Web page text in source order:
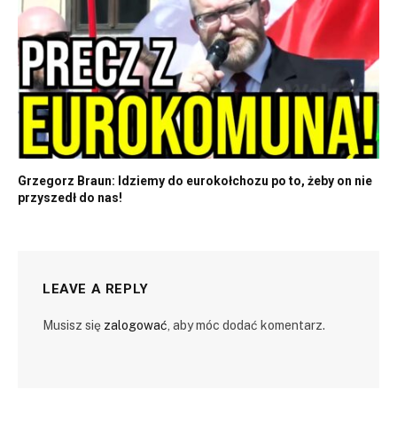
Grzegorz Braun: Idziemy do eurokołchozu po to, żeby on nie
przyszedł do nas!
LEAVE A REPLY
Musisz się zalogować , aby móc dodać komentarz.